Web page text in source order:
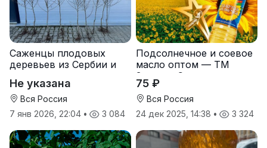
Саженцы плодовых
деревьев из Сербии и
Не указана
Вся Россия
7 янв 2026, 22:04 • 3 084
Подсолнечное и соевое
масло оптом — ТМ
Золотая Семечка
75 ₽
Вся Россия
24 дек 2025, 14:38 • 3 324